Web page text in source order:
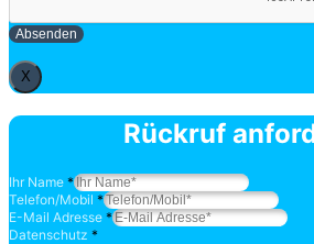
Absenden
X
Rückruf
Ihr Name *
Telefon/Mobil *
E-Mail Adresse *
Datenschutz *